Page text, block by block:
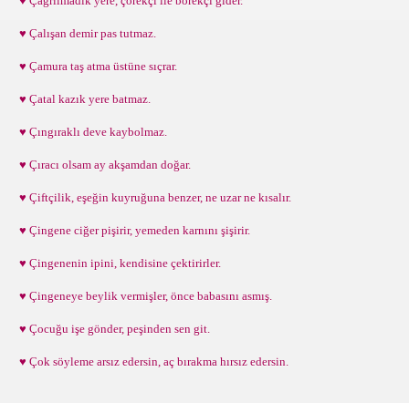
♥ Çalışan demir pas tutmaz.
♥ Çamura taş atma üstüne sıçrar.
♥ Çatal kazık yere batmaz.
♥ Çıngıraklı deve kaybolmaz.
♥ Çıracı olsam ay akşamdan doğar.
♥ Çiftçilik, eşeğin kuyruğuna benzer, ne uzar ne kısalır.
♥ Çingene ciğer pişirir, yemeden karnını şişirir.
♥ Çingenenin ipini, kendisine çektirirler.
♥ Çingeneye beylik vermişler, önce babasını asmış.
♥ Çocuğu işe gönder, peşinden sen git.
♥ Çok söyleme arsız edersin, aç bırakma hırsız edersin.